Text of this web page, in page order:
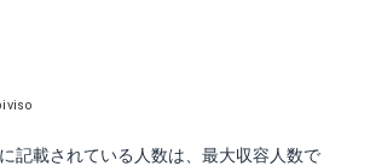
記載されている人数は、最大収容人数で